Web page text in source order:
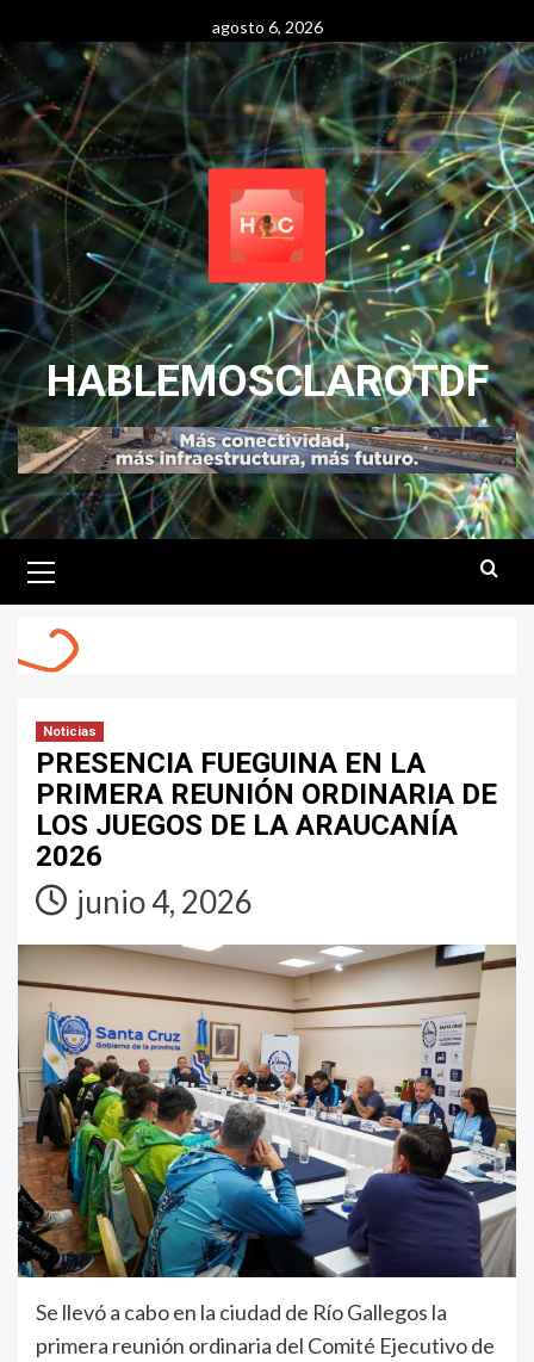
content
agosto 6, 2026
HABLEMOSCLAROTDF
Menu
Noticias
PRESENCIA FUEGUINA EN LA
PRIMERA REUNIÓN ORDINARIA DE
LOS JUEGOS DE LA ARAUCANÍA
2026
junio 4, 2026
Se llevó a cabo en la ciudad de Río Gallegos la
primera reunión ordinaria del Comité Ejecutivo de